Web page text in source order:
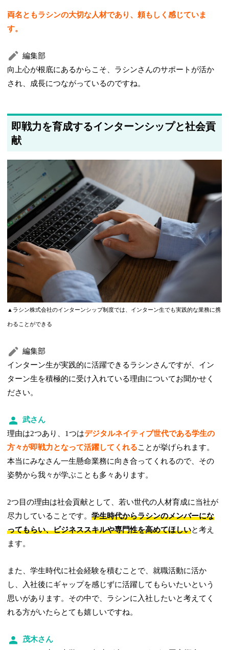
両名ともラシンの大切な人材であり、頼もしく感じていま
す。
編集部
向上心が根底にあるからこそ、ラシンさんのサポートが活か
され、成長につながっているのですね。
即戦力を育成するインターンシップと社会貢
献
▲ラシン株式会社のインターンシップ制度では、インターン生でも実践的な業務に携
わることができる
編集部
インターン生が実践的に活躍できるラシンさんですが、イン
ターン生を積極的に受け入れている理由についてお聞かせく
ださい。
武さん
理由は2つあり、1つはデジタルネイティブ世代である学生の
方々が即戦力となって活躍してくれることが挙げられます。
本当にみなさん一生懸命業務に向き合ってくれるので、その
姿勢から我々が学ぶことも多々あります。
2つ目の理由は社会貢献として、若い世代の人材育成に当社が
尽力していることです。学生時代からラシンのメンバーにな
ってもらい、ビジネススキルや専門性を高めてほしいと考え
ます。
また、学生時代に社会経験を積むことで、就職活動に活か
し、入社後にギャップを感じずに活躍してもらいたいという
思いがあります。その中で、ラシンに入社したいと考えてく
れる方がいたらとても嬉しいですね。
茂木さん